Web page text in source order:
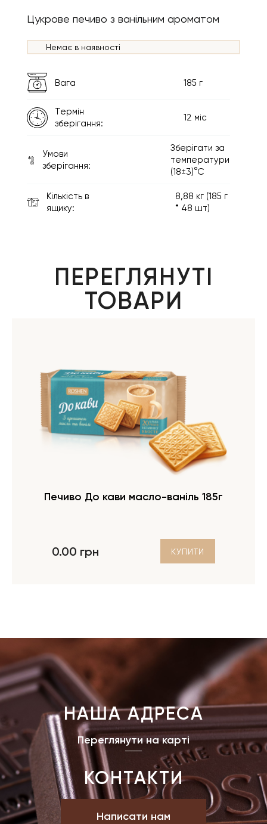
Цукрове печиво з ванільним ароматом
Немає в наявності
Вага 185 г
Термін
зберігання:
12 міс
Умови
зберігання:
Зберігати за
температури
(18±3)°С
Кількість в
ящику:
8,88 кг (185 г
* 48 шт)
ПЕРЕГЛЯНУТІ
ТОВАРИ
Печиво До кави масло-ваніль 185г
0.00 грн КУПИТИ
НАША АДРЕСА
Переглянути на карті
КОНТАКТИ
Написати нам